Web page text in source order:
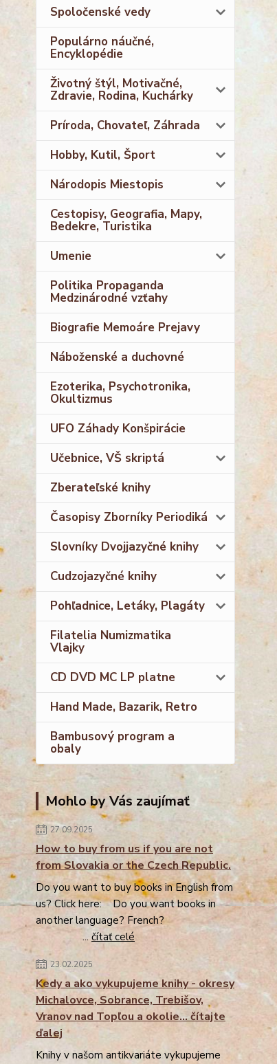
Spoločenské vedy
Populárno náučné,
Encyklopédie
Životný štýl, Motivačné,
Zdravie, Rodina, Kuchárky
Príroda, Chovateľ, Záhrada
Hobby, Kutil, Šport
Národopis Miestopis
Cestopisy, Geografia, Mapy,
Bedekre, Turistika
Umenie
Politika Propaganda
Medzinárodné vzťahy
Biografie Memoáre Prejavy
Náboženské a duchovné
Ezoterika, Psychotronika,
Okultizmus
UFO Záhady Konšpirácie
Učebnice, VŠ skriptá
Zberateľské knihy
Časopisy Zborníky Periodiká
Slovníky Dvojjazyčné knihy
Cudzojazyčné knihy
Pohľadnice, Letáky, Plagáty
Filatelia Numizmatika
Vlajky
CD DVD MC LP platne
Hand Made, Bazarik, Retro
Bambusový program a
obaly
Mohlo by Vás zaujímať
27.09.2025
How to buy from us if you are not
from Slovakia or the Czech Republic.
Do you want to buy books in English from
us? Click here: Do you want books in
another language? French?
... čítať celé
23.02.2025
Kedy a ako vykupujeme knihy - okresy
Michalovce, Sobrance, Trebišov,
Vranov nad Topľou a okolie... čítajte
ďalej
Knihy v našom antikvariáte vykupujeme